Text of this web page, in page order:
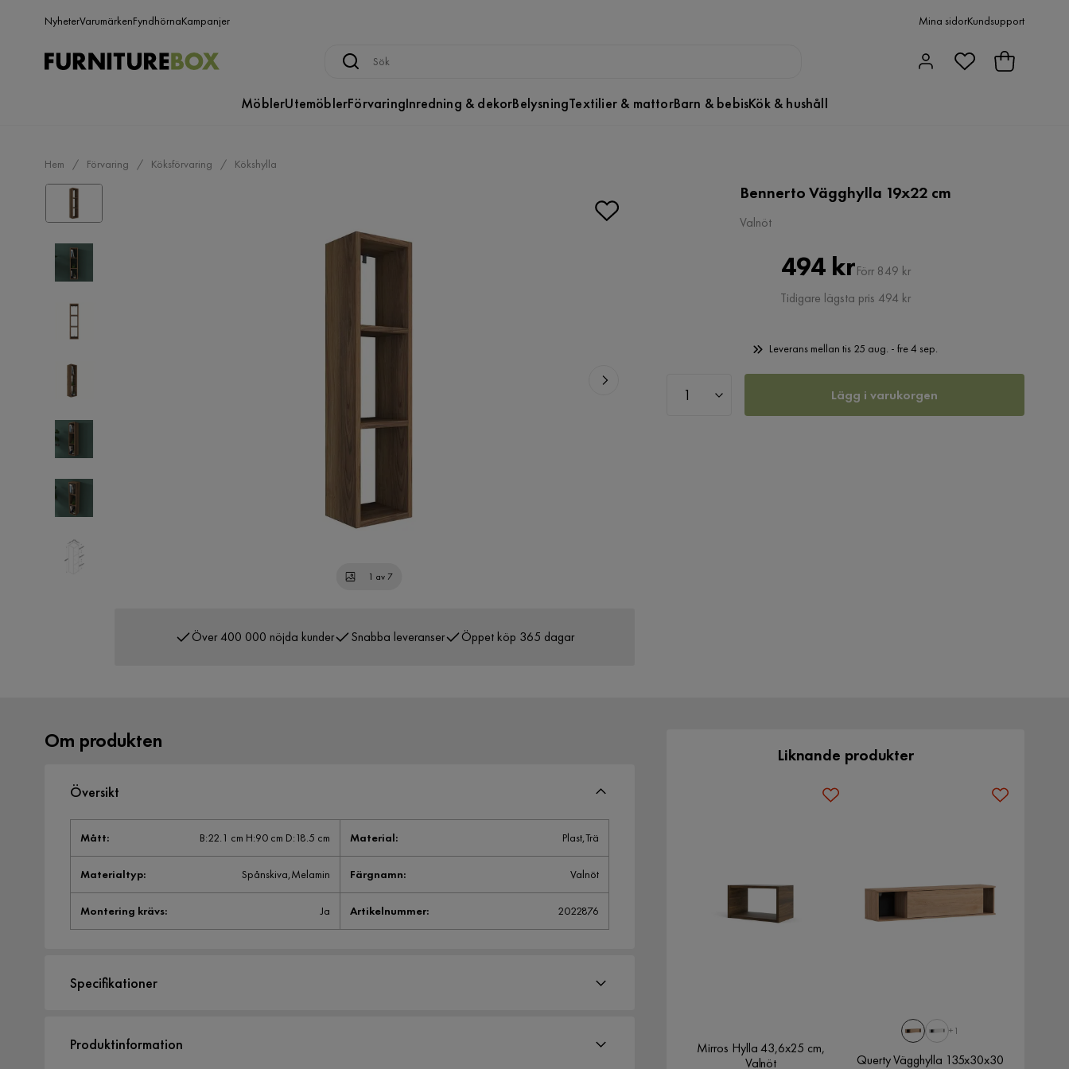
NyheterVarumärkenFyndhörnaKampanjer Mina sidorKundsupport
MöblerUtemöblerFörvaringInredning & dekorBelysningTextilier & mattorBarn & bebisKök & hushåll
Hem Förvaring Köksförvaring Kökshylla
1 av 7
Över 400 000 nöjda kunder Snabba leveranser Öppet köp 365 dagar
Bennerto Vägghylla 19x22 cm
Valnöt
Pris
494 krOriginal
Pris
Förr 849 kr
Tidigare lägsta pris 494 kr
Leverans mellan tis 25 aug. - fre 4 sep.
Lägg i varukorgen
Om produkten
Översikt
Mått: B:22.1 cm H:90 cm D:18.5 cm Material: Plast,Trä
Materialtyp: Spånskiva,Melamin Färgnamn: Valnöt
Montering krävs: Ja Artikelnummer: 2022876
Specifikationer
Storlek
Produktinformation
Liknande produkter
Mirros Hylla 43,6x25 cm,
Valnöt
+1
Querty Vägghylla 135x30x30